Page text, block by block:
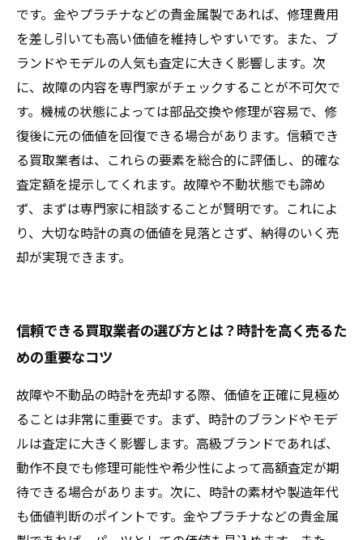
です。金やプラチナなどの貴金属製であれば、修理費用
を差し引いても高い価値を維持しやすいです。また、ブ
ランドやモデルの人気も査定に大きく影響します。次
に、故障の内容を専門家がチェックすることが不可欠で
す。機械の状態によっては部品交換や修理が容易で、修
復後に元の価値を回復できる場合があります。信頼でき
る買取業者は、これらの要素を総合的に評価し、的確な
査定額を提示してくれます。故障や不動状態でも諦め
ず、まずは専門家に相談することが賢明です。これによ
り、大切な時計の真の価値を見落とさず、納得のいく売
却が実現できます。
信頼できる買取業者の選び方とは？時計を高く売るた
めの重要なコツ
故障や不動品の時計を売却する際、価値を正確に見極め
ることは非常に重要です。まず、時計のブランドやモデ
ルは査定に大きく影響します。高級ブランドであれば、
動作不良でも修理可能性や希少性によって高額査定が期
待できる場合があります。次に、時計の素材や製造年代
も価値判断のポイントです。金やプラチナなどの貴金属